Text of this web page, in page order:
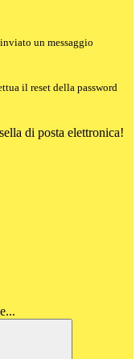
un messaggio
il reset della password
di posta elettronica!